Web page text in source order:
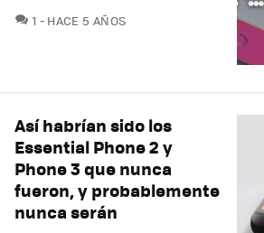
1 COMENTARIOS
HACE 5 AÑOS
Así habrían sido los
Essential Phone 2 y
Phone 3 que nunca
fueron, y probablemente
nunca serán